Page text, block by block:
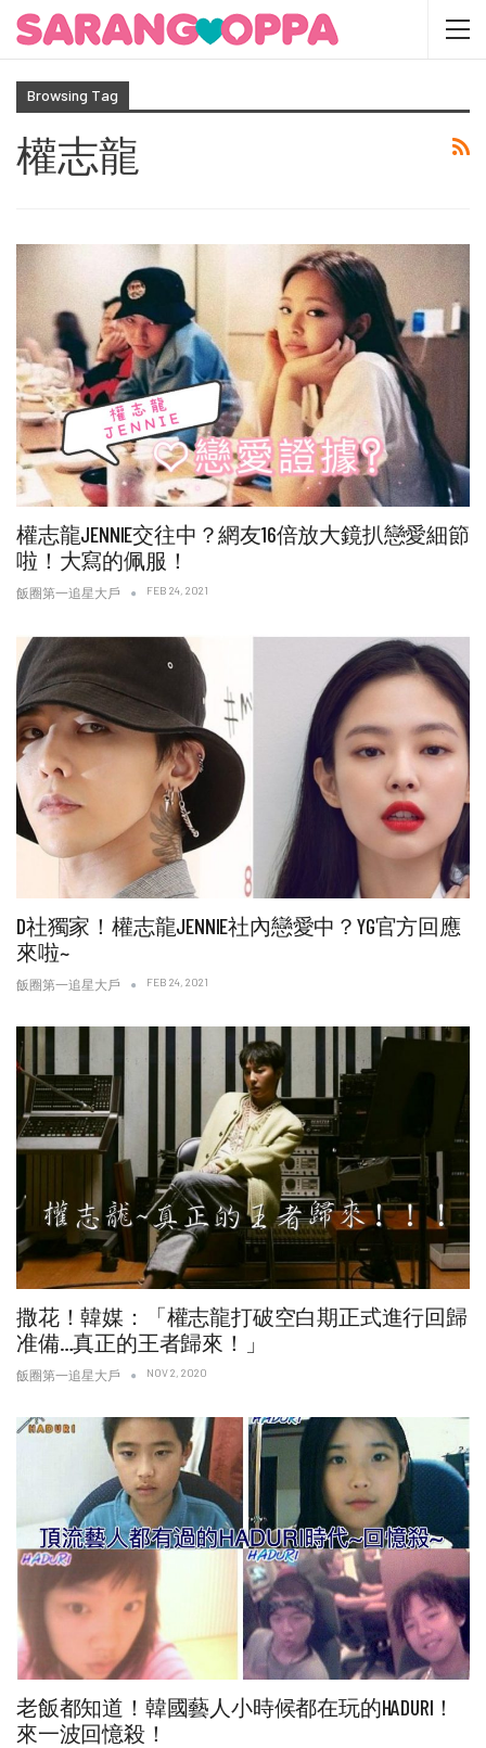
Browsing Tag
權志龍
權志龍JENNIE交往中？網友16倍放大鏡扒戀愛細節
啦！大寫的佩服！
飯圈第一追星大戶 FEB 24, 2021
D社獨家！權志龍JENNIE社內戀愛中？YG官方回應
來啦~
飯圈第一追星大戶 FEB 24, 2021
撒花！韓媒：「權志龍打破空白期正式進行回歸
准備…真正的王者歸來！」
飯圈第一追星大戶 NOV 2, 2020
老飯都知道！韓國藝人小時候都在玩的HADURI！
來一波回憶殺！